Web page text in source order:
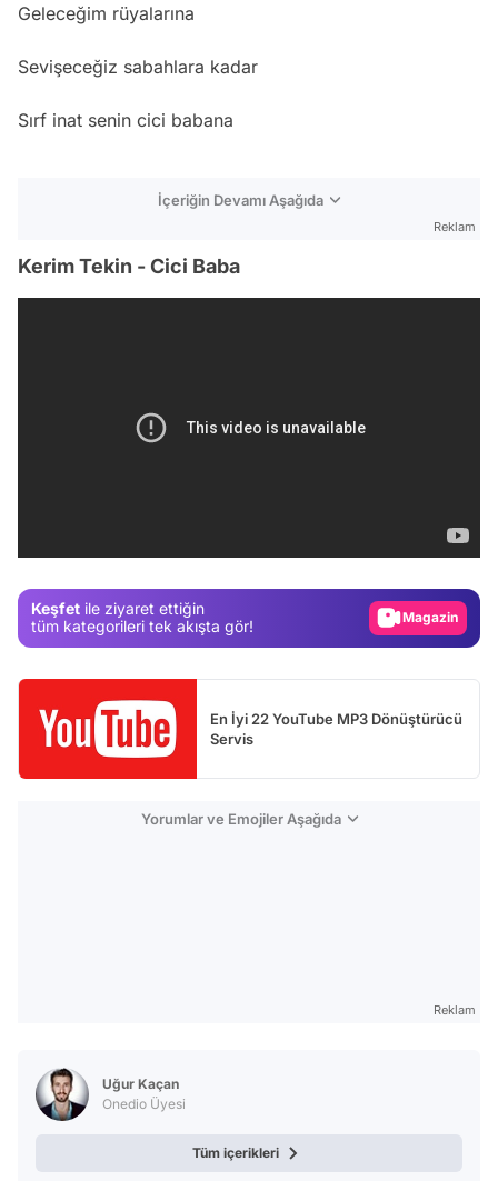
Geleceğim rüyalarına
Sevişeceğiz sabahlara kadar
Sırf inat senin cici babana
İçeriğin Devamı Aşağıda
Reklam
Kerim Tekin - Cici Baba
Keşfet ile ziyaret ettiğin
tüm kategorileri tek akışta gör!
Gündem
Video
En İyi 22 YouTube MP3 Dönüştürücü
Servis
Yorumlar ve Emojiler Aşağıda
Reklam
Uğur Kaçan
Onedio Üyesi
Tüm içerikleri